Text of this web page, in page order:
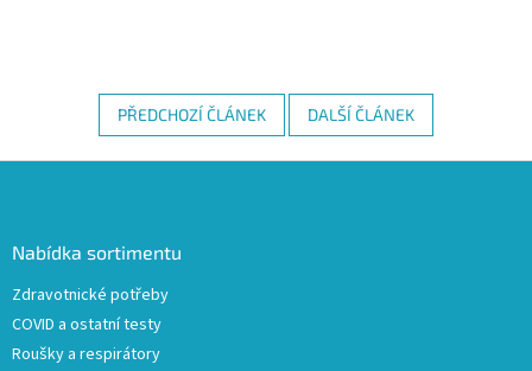
PŘEDCHOZÍ ČLÁNEK DALŠÍ ČLÁNEK
Nabídka sortimentu
Zdravotnické potřeby
COVID a ostatní testy
Roušky a respirátory